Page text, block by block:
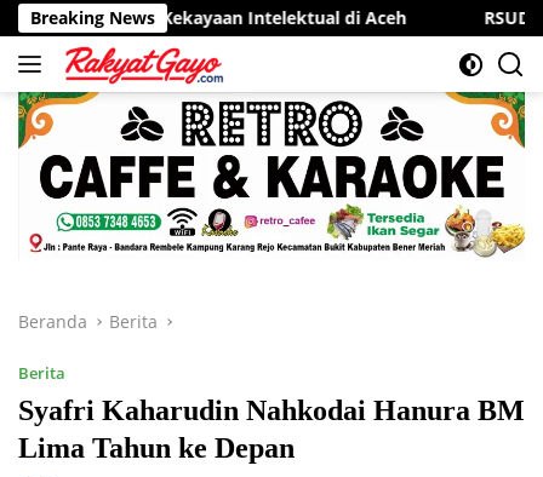
Langsung
ke
konten
Breaking News
Kekayaan Intelektual di Aceh RSUD Munyang Kute
Beranda Berita
Berita
Syafri Kaharudin Nahkodai Hanura BM
Lima Tahun ke Depan